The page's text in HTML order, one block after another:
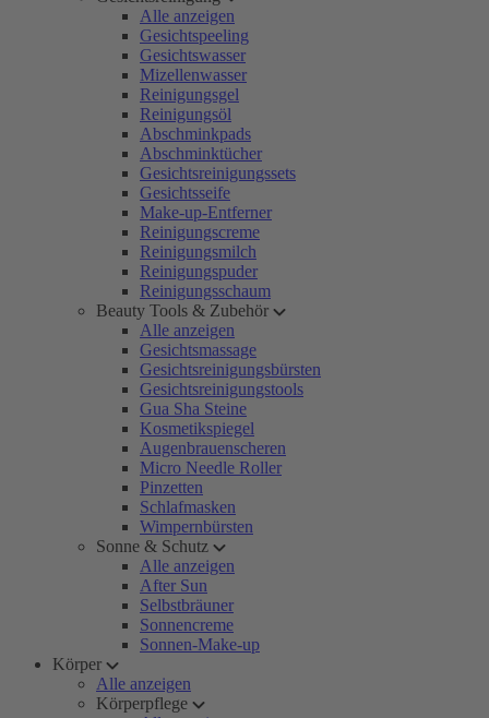
Alle anzeigen
Gesichtspeeling
Gesichtswasser
Mizellenwasser
Reinigungsgel
Reinigungsöl
Abschminkpads
Abschminktücher
Gesichtsreinigungssets
Gesichtsseife
Make-up-Entferner
Reinigungscreme
Reinigungsmilch
Reinigungspuder
Reinigungsschaum
Beauty Tools & Zubehör
Alle anzeigen
Gesichtsmassage
Gesichtsreinigungsbürsten
Gesichtsreinigungstools
Gua Sha Steine
Kosmetikspiegel
Augenbrauenscheren
Micro Needle Roller
Pinzetten
Schlafmasken
Wimpernbürsten
Sonne & Schutz
Alle anzeigen
After Sun
Selbstbräuner
Sonnencreme
Sonnen-Make-up
Körper
Alle anzeigen
Körperpflege